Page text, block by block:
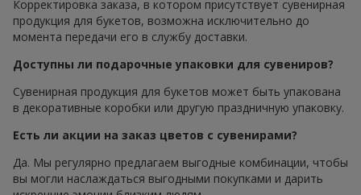
Корректировка заказа, в котором присутствует сувенирная
продукция для букетов, возможна исключительно до
момента передачи его в службу доставки.
Доступны ли подарочные упаковки для сувениров?
Сувенирная продукция для букетов может быть упакована
в декоративные коробки или другую праздничную упаковку.
Есть ли акции на заказ цветов с сувенирами?
Да. Мы регулярно предлагаем выгодные комбинации, чтобы
вы могли наслаждаться выгодными покупками и дарить